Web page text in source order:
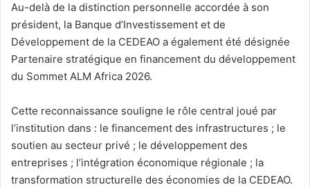
Au-delà de la distinction personnelle accordée à son
président, la Banque d’Investissement et de
Développement de la CEDEAO a également été désignée
Partenaire stratégique en financement du développement
du Sommet ALM Africa 2026.
Cette reconnaissance souligne le rôle central joué par
l’institution dans : le financement des infrastructures ; le
soutien au secteur privé ; le développement des
entreprises ; l’intégration économique régionale ; la
transformation structurelle des économies de la CEDEAO.